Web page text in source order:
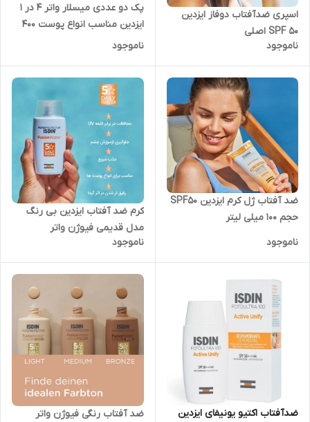
اسپری ضدآفتاب دوفاز ایزدین
SPF ۵0 اصلی
ناموجود
پک دو عددی میسلار واتر 4 در 1
ایزدین مناسب انواع پوست 400
میل + فلویید ضدآفتاب و ضد
ناموجود
ضد آفتاب ژل کرم ایزدین SPF50
حجم 100 میلی لیتر
ناموجود
کرم ضد آفتاب ایزدین بی رنگ
مدل قدیمی فیوژن واتر
ناموجود
ضدآفتاب اکتیو یونیفای ایزدین
ضد آفتاب رنگی فیوژن واتر